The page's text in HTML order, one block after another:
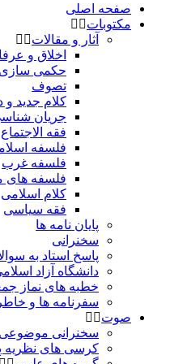
صفحه اصلی
مکتوبات
آثار و مقالات
اخلاق و
حکمی سازی
تصوف
کلام جدید و
جریان
فقه الاجتماع
فلسفه
فلسفه غرب
فلسفه
کلام اسلامی
فقه سیاسی
پایان نامه ها
سخنرانی
پاسخ استاد به
دانشگاه آزاد
خطبه های نماز
سفرنامه ها و
صوت
سخنرانی موضوعی
کرسی های نظریه